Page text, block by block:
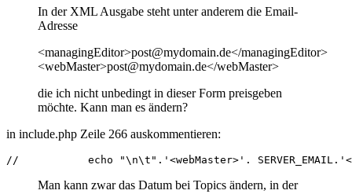
In der XML Ausgabe steht unter anderem die Email-
Adresse
<managingEditor>post@mydomain.de</managingEditor>
<webMaster>post@mydomain.de</webMaster>
die ich nicht unbedingt in dieser Form preisgeben
möchte. Kann man es ändern?
in include.php Zeile 266 auskommentieren:
//           echo "\n\t".'<webMaster>'.
Man kann zwar das Datum bei Topics ändern, in der